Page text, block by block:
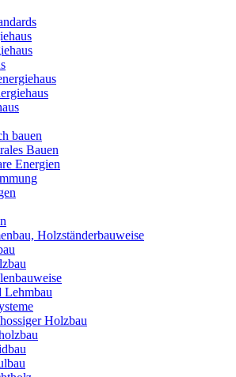
bauen
Bauen
Energien
Holzständerbauweise
Lehmbau
Holzbau